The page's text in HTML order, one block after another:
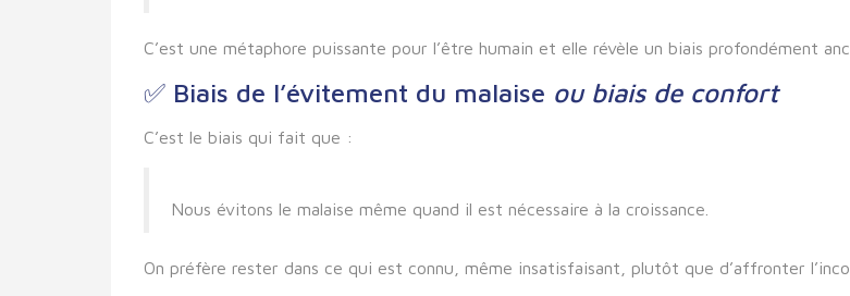
C’est une métaphore puissante pour l’être humain et elle révèle un biais profondément
✅ Biais de l’évitement du malaise ou biais de confort
C’est le biais qui fait que :
Nous évitons le malaise même quand il est nécessaire à la croissance.
On préfère rester dans ce qui est connu, même insatisfaisant, plutôt que d’affronter